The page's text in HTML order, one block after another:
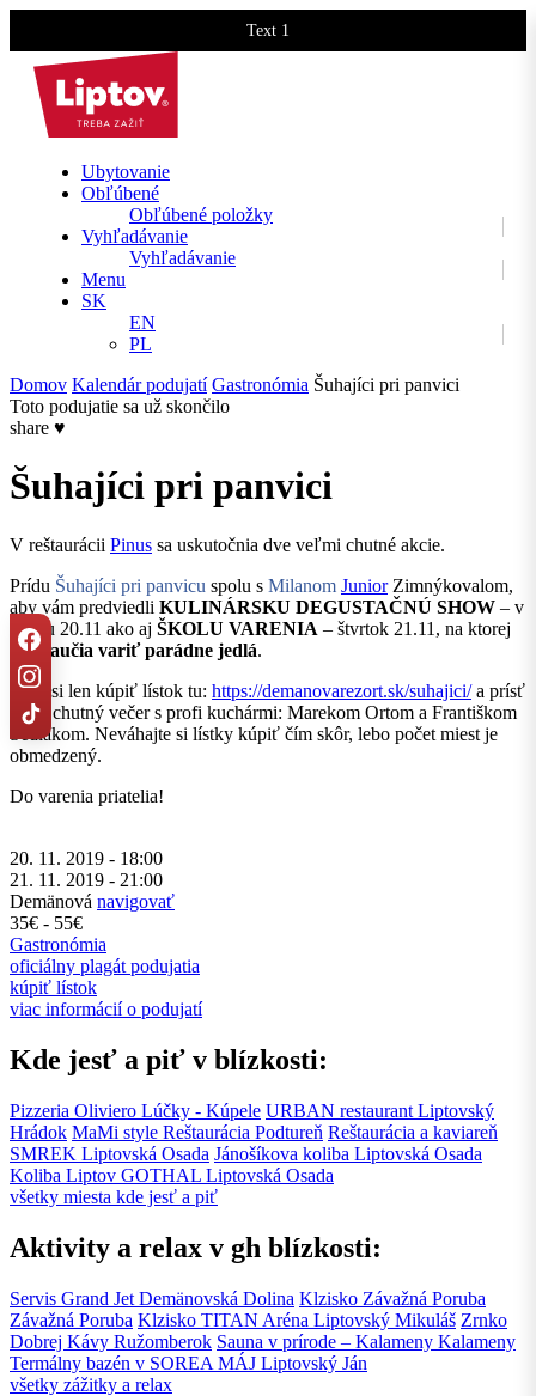
Text 1
Ubytovanie
Obľúbené
Obľúbené položky
Vyhľadávanie
Vyhľadávanie
Menu
SK
EN
PL
Domov Kalendár podujatí Gastronómia Šuhajíci pri panvici
Toto podujatie sa už skončilo
share ♥
Šuhajíci pri panvici
V reštaurácii Pinus sa uskutočnia dve veľmi chutné akcie.
Prídu Šuhajíci pri panvicu spolu s Milanom JuniorZimnýkovalom,
aby vám predviedli KULINÁRSKU DEGUSTAČNÚ SHOW – v
stredu 20.11 ako aj ŠKOLU VARENIA – štvrtok 21.11, na ktorej
vásnaučia variť parádne jedlá.
Stačí si len kúpiť lístok tu: https://demanovarezort.sk/suhajici/a prísť
zažiť chutný večer s profi kuchármi: Marekom Ortom a Františkom
Sedlákom. Neváhajte si lístky kúpiť čím skôr, lebo počet miest je
obmedzený.
Do varenia priatelia!
20. 11. 2019 - 18:00
21. 11. 2019 - 21:00
Demänová navigovať
35€ - 55€
Gastronómia
oficiálny plagát podujatia
kúpiť lístok
viac informácií o podujatí
Kde jesť a piť v blízkosti:
Pizzeria Oliviero Lúčky - Kúpele URBAN restaurant Liptovský
Hrádok MaMi style Reštaurácia Podtureň Reštaurácia a kaviareň
SMREK Liptovská Osada Jánošíkova koliba Liptovská Osada
Koliba Liptov GOTHAL Liptovská Osada
všetky miesta kde jesť a piť
Aktivity a relax v gh blízkosti:
Servis Grand Jet Demänovská Dolina Klzisko Závažná Poruba
Závažná Poruba Klzisko TITAN Aréna Liptovský Mikuláš Zrnko
Dobrej Kávy Ružomberok Sauna v prírode – Kalameny Kalameny
Termálny bazén v SOREA MÁJ Liptovský Ján
všetky zážitky a relax